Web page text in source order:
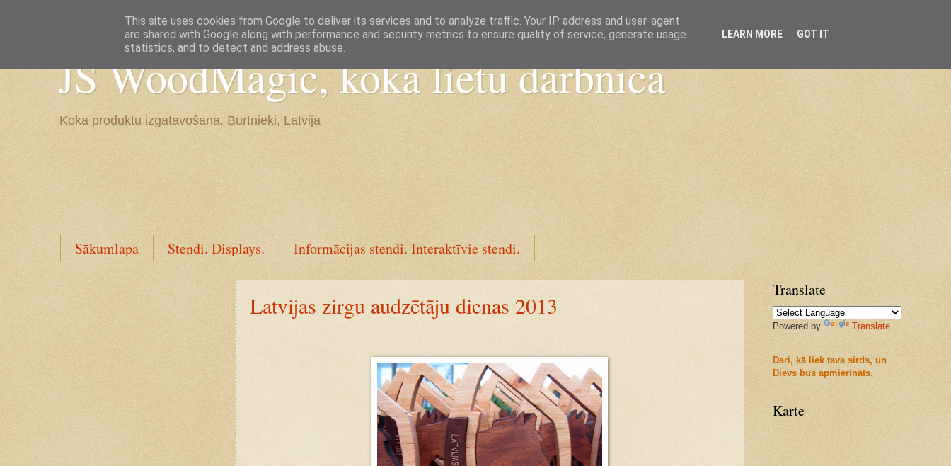
JS WoodMagic, koka lietu darbnīca
Koka produktu izgatavošana. Burtnieki, Latvija
Sākumlapa Stendi. Displays. Informācijas stendi. Interaktīvie stendi.
Latvijas zirgu audzētāju dienas 2013
Translate
Powered by Translate
Dari, kā liek tava sirds, un
Dievs būs apmierināts.
Karte
This site uses cookies from Google to deliver its services and to analyze traffic. Your IP address and user-agent
are shared with Google along with performance and security metrics to ensure quality of service, generate usage
statistics, and to detect and address abuse.
LEARN MORE GOT IT